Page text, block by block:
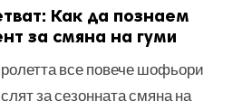
Как да познаем
за смяна на гуми
все повече шофьори
за сезонната смяна на